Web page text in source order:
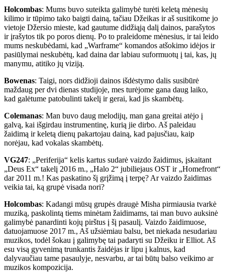
Holcombas: Mums buvo suteikta galimybė turėti keletą mėnesių
kilimo ir tūpimo tako baigti dainą, tačiau Džeikas ir aš susitikome jo
vietoje Džersio mieste, kad gautume didžiąją dalį dainos, parašytos
ir įrašytos tik po poros dienų. Po to praleidome mėnesius, ir tai leido
mums neskubėdami, kad „Warframe“ komandos atšokimo idėjos ir
pasiūlymai neskubėtų, kad daina dar labiau suformuotų į tai, kas, jų
manymu, atitiko jų viziją.
Bowenas: Taigi, nors didžioji dainos išdėstymo dalis susibūrė
maždaug per dvi dienas studijoje, mes turėjome gana daug laiko,
kad galėtume patobulinti takelį ir gerai, kad jis skambėtų.
Colemanas: Man buvo daug melodijų, man gana greitai atėjo į
galvą, kai išgirdau instrumentinę, kurią jie dirbo. Aš paleidau
žaidimą ir keletą dienų pakartojau dainą, kad pajusčiau, kaip
norėjau, kad vokalas skambėtų.
VG247: „Periferija“ kelis kartus sudarė vaizdo žaidimus, įskaitant
„Deus Ex“ takelį 2016 m., „Halo 2“ jubiliejaus OST ir „Homefront“
dar 2011 m.! Kas paskatino šį grįžimą į terpę? Ar vaizdo žaidimas
veikia tai, ką grupė visada nori?
Holcombas: Kadangi mūsų grupės draugė Misha pirmiausia tvarkė
muziką, paskolintą tiems minėtam žaidimams, tai man buvo auksinė
galimybė panardinti kojų pirštus į šį pasaulį. Vaizdo žaidimuose,
datuojamuose 2017 m., Aš užsiėmiau balsu, bet niekada nesudariau
muzikos, todėl šokau į galimybę tai padaryti su Džeiku ir Elliot. Aš
esu visą gyvenimą trunkantis žaidėjas ir lipu į kalnus, kad
dalyvaučiau tame pasaulyje, nesvarbu, ar tai būtų balso veikimo ar
muzikos kompozicija.